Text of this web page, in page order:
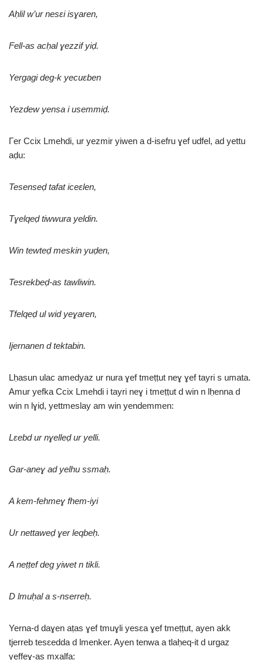
Aḥlil w’ur nesɛi isɣaren,
Fell-as acḥal ɣezzif yiḍ.
Yergagi deg-k yecuɛben
Yezdew yensa i usemmiḍ.
Γer Ccix Lmehdi, ur yezmir yiwen a d-isefru ɣef udfel, ad yettu
aḍu:
Tesenseḍ tafat iceɛlen,
Tɣelqeḍ tiwwura yeldin.
Win tewteḍ meskin yuḍen,
Tesrekbeḍ-as tawliwin.
Tfelqeḍ ul wid yeɣaren,
Ijernanen d tektabin.
Lḥasun ulac amedyaz ur nura ɣef tmeṭṭut neɣ ɣef tayri s umata.
Amur yefka Ccix Lmehdi i tayri neɣ i tmeṭṭut d win n lḥenna d
win n lɣiḍ, yettmeslay am win yendemmen:
Lɛebd ur nɣelleḍ ur yelli.
Gar-aneɣ ad yelhu ssmaḥ.
A kem-fehmeɣ fhem-iyi
Ur nettaweḍ ɣer leqbeḥ.
A neṭṭef deg yiwet n tikli.
D lmuḥal a s-nserreḥ.
Yerna-d daɣen aṭas ɣef tmuɣli yesɛa ɣef tmeṭṭut, ayen akk
tjerreb tesɛedda d lmenker. Ayen tenwa a tlaḥeq-it d urgaz
yeffeɣ-as mxalfa: